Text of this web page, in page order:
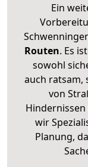
Ein
Routen. Es
sowohl
auch ratsam,
von
wir
Planung,